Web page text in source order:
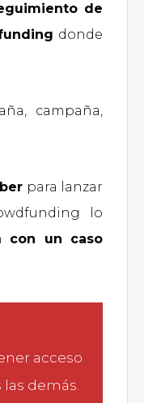
de
donde
campaña,
para lanzar
lo
con un caso
acceso
las demás.